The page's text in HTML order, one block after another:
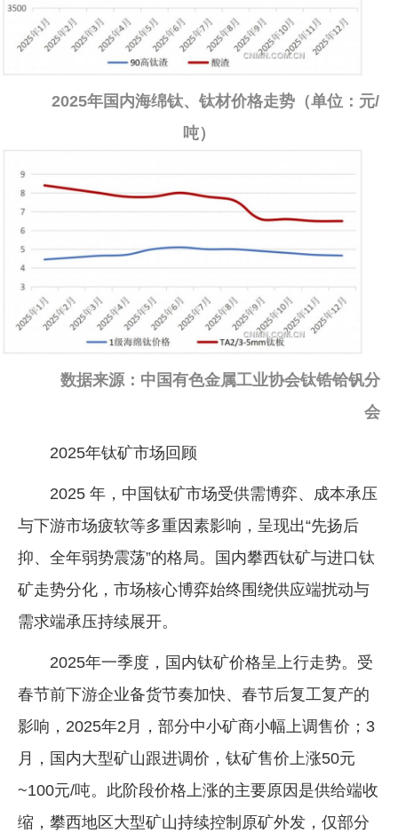
2025年国内海绵钛、钛材价格走势（单位：元/
吨）
数据来源：中国有色金属工业协会钛锆铪钒分
会
2025年钛矿市场回顾
2025 年，中国钛矿市场受供需博弈、成本承压
与下游市场疲软等多重因素影响，呈现出“先扬后
抑、全年弱势震荡”的格局。国内攀西钛矿与进口钛
矿走势分化，市场核心博弈始终围绕供应端扰动与
需求端承压持续展开。
2025年一季度，国内钛矿价格呈上行走势。受
春节前下游企业备货节奏加快、春节后复工复产的
影响，2025年2月，部分中小矿商小幅上调售价；3
月，国内大型矿山跟进调价，钛矿售价上涨50元
~100元/吨。此阶段价格上涨的主要原因是供给端收
缩，攀西地区大型矿山持续控制原矿外发，仅部分